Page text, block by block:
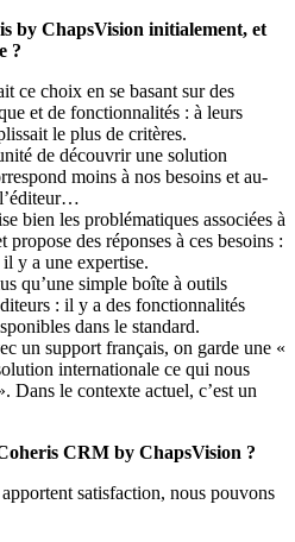
by ChapsVision initialement, et
?
ce choix en se basant sur des
et de fonctionnalités : à leurs
le plus de critères.
de découvrir une solution
moins à nos besoins et au-
bien les problématiques associées à
des réponses à ces besoins :
y a une expertise.
qu’une simple boîte à outils
: il y a des fonctionnalités
dans le standard.
un support français, on garde une «
internationale ce qui nous
Dans le contexte actuel, c’est un
CRM by ChapsVision ?
satisfaction, nous pouvons